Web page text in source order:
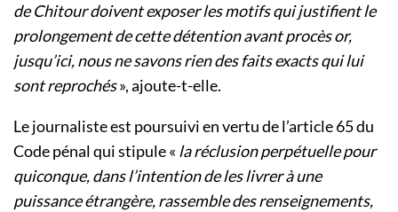
de Chitour doivent exposer les motifs qui justifient le
prolongement de cette détention avant procès or,
jusqu’ici, nous ne savons rien des faits exacts qui lui
sont reprochés», ajoute-t-elle.
Le journaliste est poursuivi en vertu de l’article 65 du
Code pénal qui stipule « la réclusion perpétuelle pour
quiconque, dans l’intention de les livrer à une
puissance étrangère, rassemble des renseignements,